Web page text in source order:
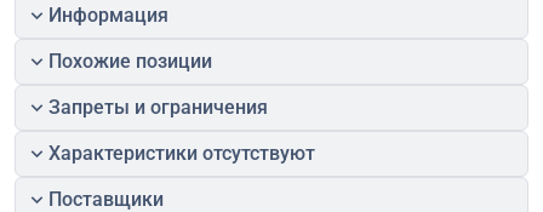
Информация
Похожие позиции
Запреты и ограничения
Характеристики отсутствуют
Поставщики